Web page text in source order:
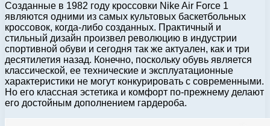
Созданные в 1982 году кроссовки Nike Air Force 1
являются одними из самых культовых баскетбольных
кроссовок, когда-либо созданных. Практичный и
стильный дизайн произвел революцию в индустрии
спортивной обуви и сегодня так же актуален, как и три
десятилетия назад. Конечно, поскольку обувь является
классической, ее технические и эксплуатационные
характеристики не могут конкурировать с современными.
Но его классная эстетика и комфорт по-прежнему делают
его достойным дополнением гардероба.